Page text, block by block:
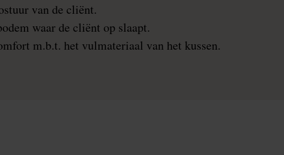
van de cliënt.
waar de cliënt op slaapt.
m.b.t. het vulmateriaal van het kussen.